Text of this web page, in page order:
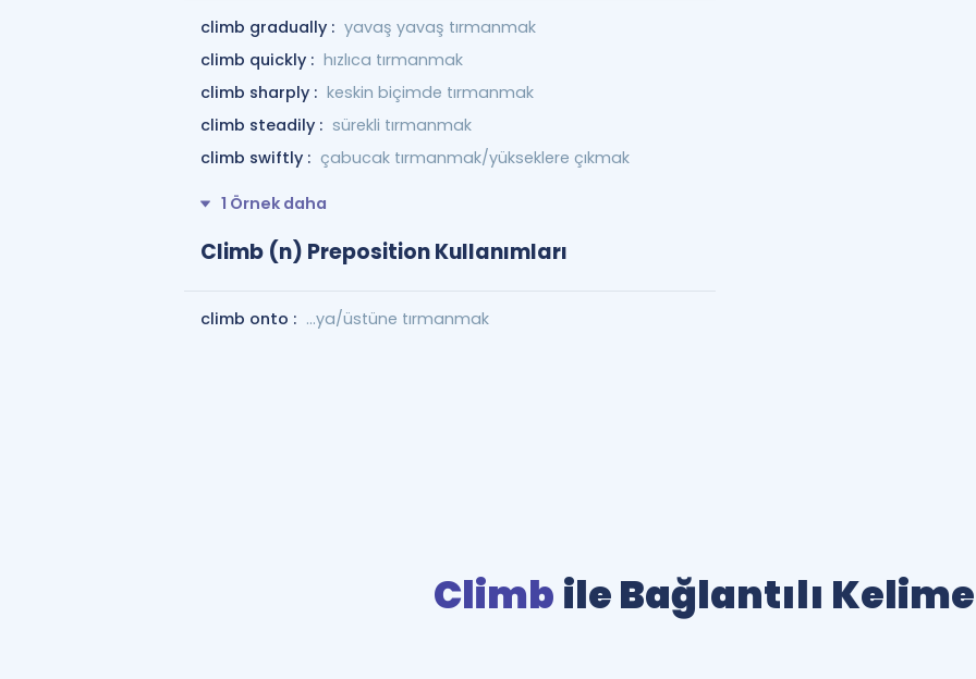
climb gradually : yavaş yavaş tırmanmak
climb quickly : hızlıca tırmanmak
climb sharply : keskin biçimde tırmanmak
climb steadily : sürekli tırmanmak
climb swiftly : çabucak tırmanmak/yükseklere çıkmak
1 Örnek daha
Climb (n) Preposition Kullanımları
climb onto : ...ya/üstüne tırmanmak
Climb ile Bağlantılı